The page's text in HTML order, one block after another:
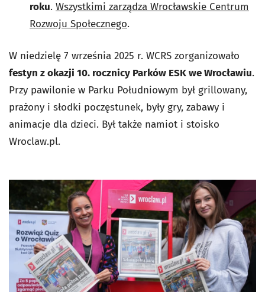
roku. Wszystkimi zarządza Wrocławskie Centrum
Rozwoju Społecznego.
W niedzielę 7 września 2025 r. WCRS zorganizowało
festyn z okazji 10. rocznicy Parków ESK we Wrocławiu.
Przy pawilonie w Parku Południowym był grillowany,
prażony i słodki poczęstunek, były gry, zabawy i
animacje dla dzieci. Był także namiot i stoisko
Wroclaw.pl.